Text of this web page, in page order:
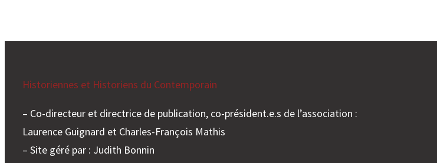
Historiennes et Historiens du Contemporain
– Co-directeur et directrice de publication, co-président.e.s de l’association :
Laurence Guignard et Charles-François Mathis
– Site géré par : Judith Bonnin